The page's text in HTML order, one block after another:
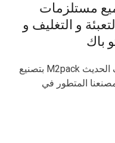
مستلزمات
و التغليف و
باك
تقوم شركة المهندس منسي للتغليف الحديث M2pack بتصنيع
المتطور في